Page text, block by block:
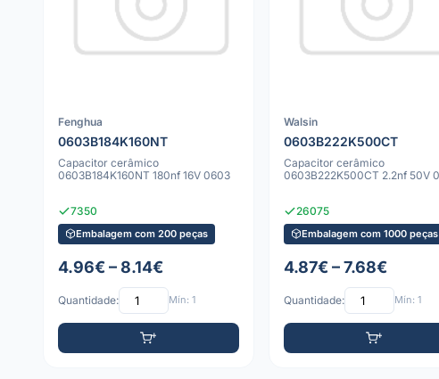
Fenghua
0603B184K160NT
Capacitor cerâmico
0603B184K160NT 180nf 16V 0603
7350
Embalagem com 200 peças
4.96€ – 8.14€
Quantidade: Mín: 1
Walsin
0603B222K500CT
Capacitor cerâmico
0603B222K500CT 2.2nf 50V
26075
Embalagem com 1000 peças
4.87€ – 7.68€
Quantidade: Mín: 1